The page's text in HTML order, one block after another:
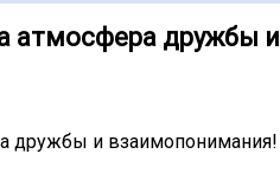
атмосфера дружбы и
дружбы и взаимопонимания!